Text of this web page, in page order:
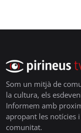
Som un mitjà de
la cultura, els
Informem amb
apropant les notícies
comunitat.